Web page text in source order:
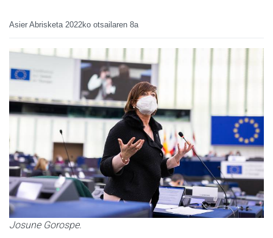
Asier Abrisketa 2022ko otsailaren 8a
Josune Gorospe.